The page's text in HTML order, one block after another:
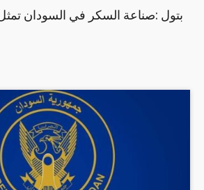
بتول :صناعة السكر في السودان